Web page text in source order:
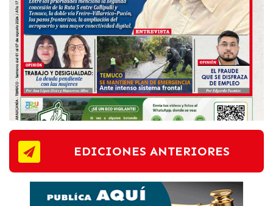
EDICIONES ANTERIORES